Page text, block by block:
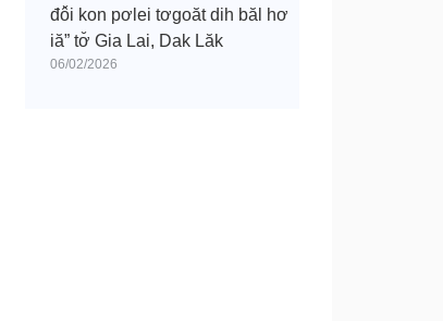
đô̆i kon pơlei tơgoăt dih băl hơ
iă” tơ̆ Gia Lai, Dak Lăk
06/02/2026